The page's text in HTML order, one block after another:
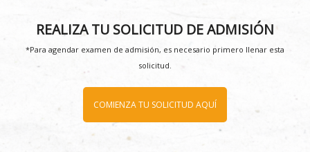
REALIZA TU SOLICITUD DE ADMISIÓN
*Para agendar examen de admisión, es necesario primero llenar esta
solicitud.
COMIENZA TU SOLICITUD AQUÍ